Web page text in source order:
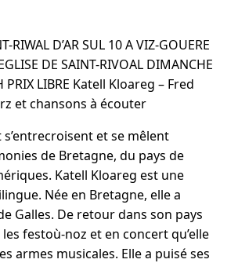
RIWAL D’AR SUL 10 A VIZ-GOUERE
DE SAINT-RIVOAL DIMANCHE
PRIX LIBRE Katell Kloareg – Fred
et chansons à écouter
et se mêlent
de Bretagne, du pays de
Katell Kloareg est une
Née en Bretagne, elle a
Galles. De retour dans son pays
les festoù-noz et en concert qu’elle
armes musicales. Elle a puisé ses